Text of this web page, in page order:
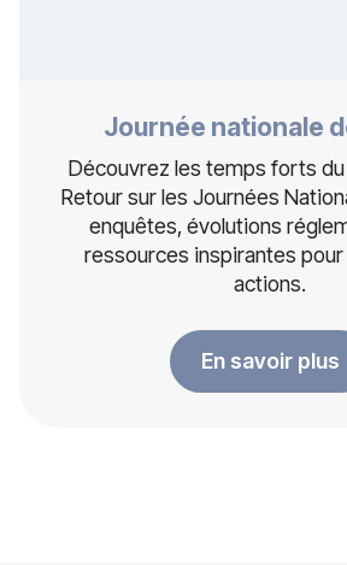
Journée nationale
Découvrez les temps forts
Retour sur les Journées
enquêtes, évolutions
ressources inspirantes
actions.
En savoir plus